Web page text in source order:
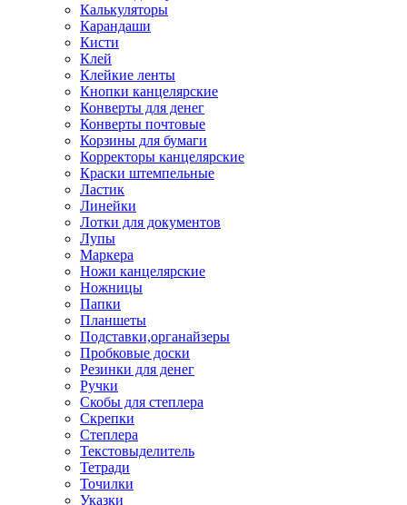
Калькуляторы
Карандаши
Кисти
Клей
Клейкие ленты
Кнопки канцелярские
Конверты для денег
Конверты почтовые
Корзины для бумаги
Корректоры канцелярские
Краски штемпельные
Ластик
Линейки
Лотки для документов
Лупы
Маркера
Ножи канцелярские
Ножницы
Папки
Планшеты
Подставки,органайзеры
Пробковые доски
Резинки для денег
Ручки
Скобы для степлера
Скрепки
Степлера
Текстовыделитель
Тетради
Точилки
Указки